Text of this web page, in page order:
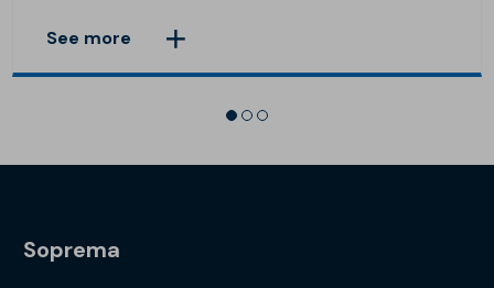
See more
Soprema